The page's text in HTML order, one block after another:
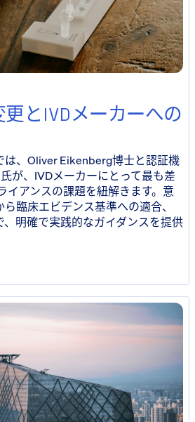
更とIVDメーカーへの
は、Oliver Eikenberg博士と認証機
が、IVDメーカーにとって最も差
イアンスの課題を紐解きます。意
臨床エビデンス基準への適合、
明確で実践的なガイダンスを提供